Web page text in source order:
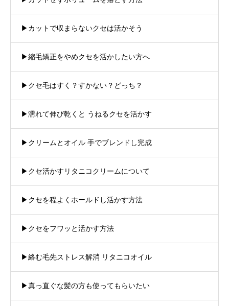
▶︎カットで収まらないクセは活かそう
▶︎縮毛矯正をやめクセを活かしたい方へ
▶︎クセ毛はすく？すかない？どっち？
▶︎濡れて伸び乾くと うねるクセを活かす
▶︎クリームとオイル 手でブレンドし完成
▶︎クセ活かすリタニコクリームについて
▶︎クセを程よくホールドし活かす方法
▶︎クセをフワッと活かす方法
▶︎絡む毛先ストレス解消 リタニコオイル
▶︎真っ直ぐな髪の方も使ってもらいたい